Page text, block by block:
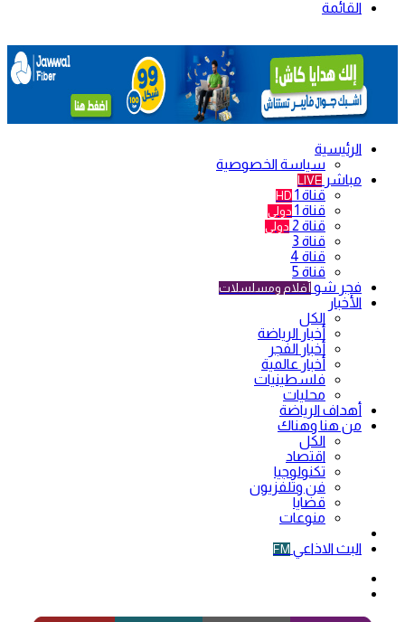
القائمة
الرئيسية
سياسة الخصوصية
مباشر LIVE
قناة 1 HD
قناة 1 دولي
قناة 2 دولي
قناة 3
قناة 4
قناة 5
فجر شو أفلام ومسلسلات
الأخبار
الكل
أخبار الرياضة
أخبار الفجر
أخبار عالمية
فلسطينيات
محليات
أهداف الرياضة
من هنا وهناك
الكل
اقتصاد
تكنولوجيا
فن وتلفزيون
قضايا
منوعات
البث الاذاعي FM